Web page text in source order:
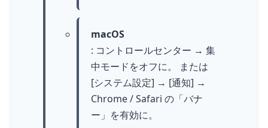
macOS
: コントロールセンター → 集
中モードをオフに。 または
[システム設定] → [通知] →
Chrome / Safari の「バナ
ー」を有効に。